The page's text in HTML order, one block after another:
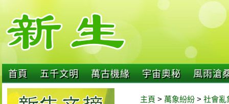
首頁 五千文明 萬古機緣 宇宙奧秘 風雨滄
主頁 > 萬象紛紛 > 社會亂